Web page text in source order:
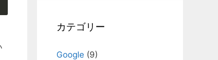
カテゴリー
Google (9)